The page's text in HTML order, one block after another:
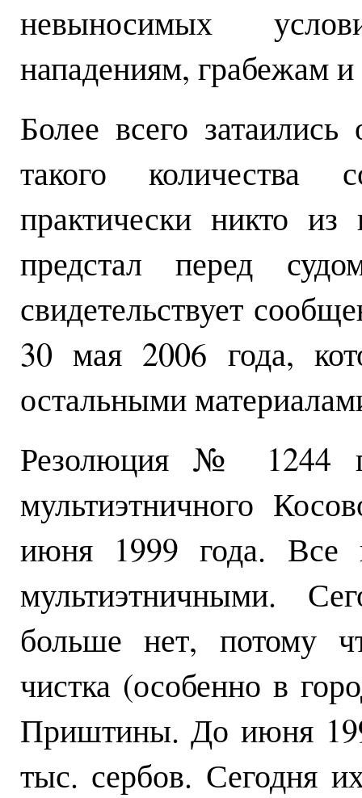
невыносимых
нападениям, грабежам
Более всего
такого количества
практически никто
предстал перед
свидетельствует
30 мая 2006 года,
остальными
Резолюция № 1244
мультиэтничного
июня 1999 года. Все
мультиэтничными.
больше нет, потому
чистка (особенно в
Приштины. До июня
тыс. сербов. Сегодня